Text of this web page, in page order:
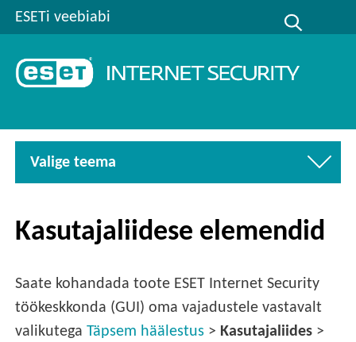
ESETi veebiabi
Valige teema
Kasutajaliidese elemendid
Saate kohandada toote ESET Internet Security
töökeskkonda (GUI) oma vajadustele vastavalt
valikutegaTäpsem häälestus > Kasutajaliides >